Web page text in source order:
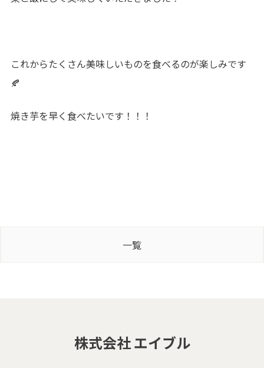
これからたくさん美味しいものを食べるのが楽しみです
🍂
焼き芋を早く食べたいです！！！
一覧
株式会社 エイブル